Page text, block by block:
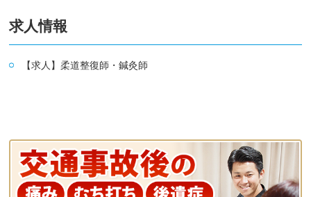
求人情報
【求人】柔道整復師・鍼灸師